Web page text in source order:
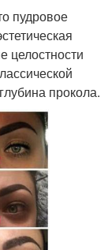
пудровое
целостности
прокола.